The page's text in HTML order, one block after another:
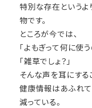
特別な存在というよ
物です。
ところが今では、
「よもぎって何に使う
「雑草でしょ？」
そんな声を耳にする
健康情報はあふれて
減っている。